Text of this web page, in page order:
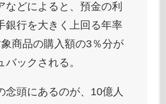
などによると、預金の利
銀行を大きく上回る年率
商品の購入額の3％分が
バックされる。
念頭にあるのが、10億人